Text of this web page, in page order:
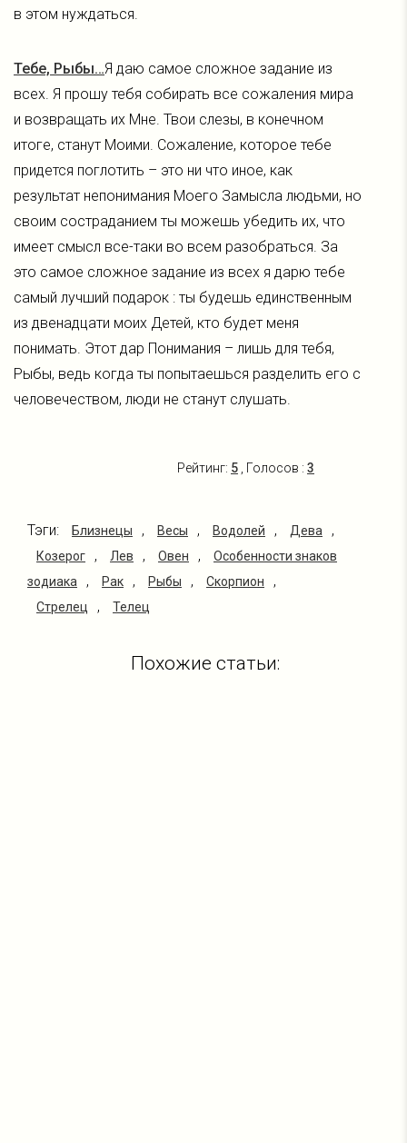
в этом нуждаться.
Тебе, Рыбы…Я даю самое сложное задание из
всех. Я прошу тебя собирать все сожаления мира
и возвращать их Мне. Твои слезы, в конечном
итоге, станут Моими. Сожаление, которое тебе
придется поглотить – это ни что иное, как
результат непонимания Моего Замысла людьми, но
своим состраданием ты можешь убедить их, что
имеет смысл все-таки во всем разобраться. За
это самое сложное задание из всех я дарю тебе
самый лучший подарок : ты будешь единственным
из двенадцати моих Детей, кто будет меня
понимать. Этот дар Понимания – лишь для тебя,
Рыбы, ведь когда ты попытаешься разделить его с
человечеством, люди не станут слушать.
Рейтинг: 5 , Голосов : 3
Тэги: Близнецы , Весы , Водолей , Дева ,
Козерог , Лев , Овен ,
Особенности знаков
зодиака
, Рак , Рыбы , Скорпион ,
Стрелец , Телец
Похожие статьи: